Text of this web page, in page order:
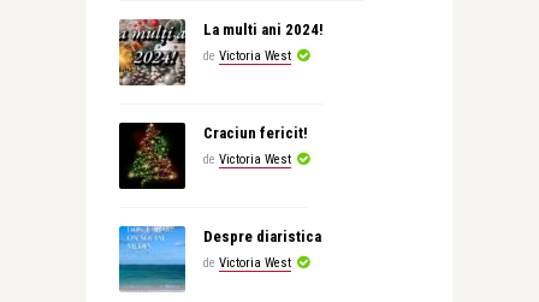
La multi ani 2024!
de Victoria West
Craciun fericit!
de Victoria West
Despre diaristica
de Victoria West